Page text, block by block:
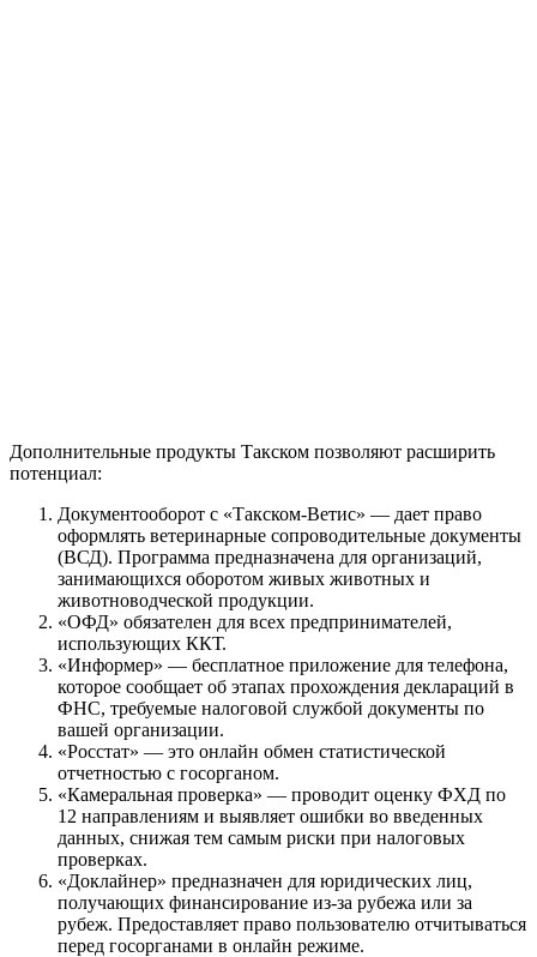
Дополнительные продукты Такском позволяют расширить
потенциал:
Документооборот с «Такском-Ветис» — дает право
оформлять ветеринарные сопроводительные документы
(ВСД). Программа предназначена для организаций,
занимающихся оборотом живых животных и
животноводческой продукции.
«ОФД» обязателен для всех предпринимателей,
использующих ККТ.
«Информер» — бесплатное приложение для телефона,
которое сообщает об этапах прохождения деклараций в
ФНС, требуемые налоговой службой документы по
вашей организации.
«Росстат» — это онлайн обмен статистической
отчетностью с госорганом.
«Камеральная проверка» — проводит оценку ФХД по
12 направлениям и выявляет ошибки во введенных
данных, снижая тем самым риски при налоговых
проверках.
«Доклайнер» предназначен для юридических лиц,
получающих финансирование из-за рубежа или за
рубеж. Предоставляет право пользователю отчитываться
перед госорганами в онлайн режиме.